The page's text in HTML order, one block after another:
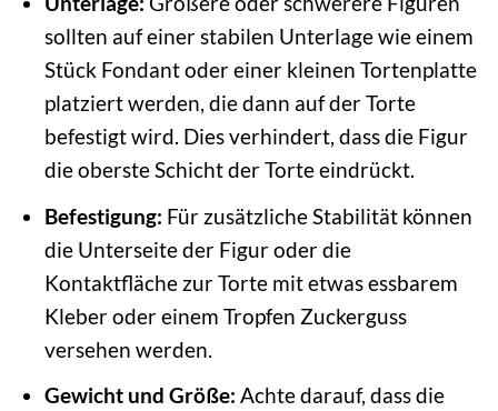
sollten auf einer stabilen Unterlage wie einem
Stück Fondant oder einer kleinen Tortenplatte
platziert werden, die dann auf der Torte
befestigt wird. Dies verhindert, dass die Figur
die oberste Schicht der Torte eindrückt.
Befestigung: Für zusätzliche Stabilität können
die Unterseite der Figur oder die
Kontaktfläche zur Torte mit etwas essbarem
Kleber oder einem Tropfen Zuckerguss
versehen werden.
Gewicht und Größe: Achte darauf, dass die